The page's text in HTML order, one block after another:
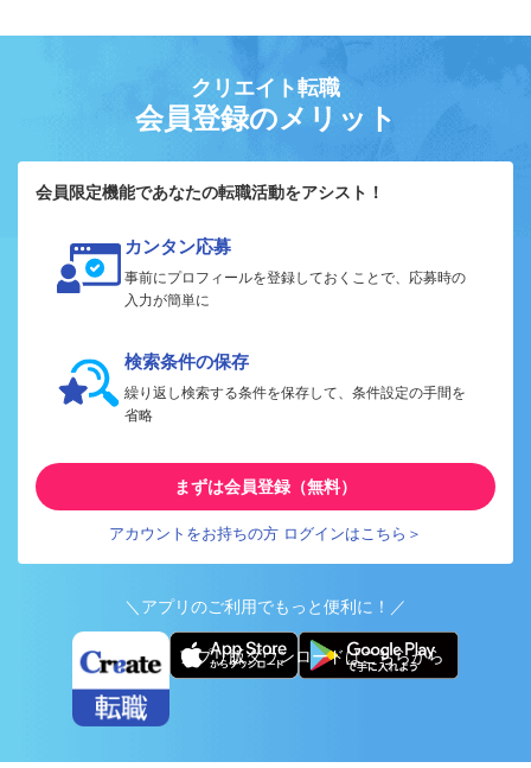
クリエイト転職
会員登録のメリット
会員限定機能であなたの転職活動をアシスト！
カンタン応募
事前にプロフィールを登録しておくことで、応募時の
入力が簡単に
検索条件の保存
繰り返し検索する条件を保存して、条件設定の手間を
省略
まずは会員登録（無料）
アカウントをお持ちの方 ログインはこちら＞
＼アプリのご利用でもっと便利に！／
アプリ版ダウンロードはこちらから